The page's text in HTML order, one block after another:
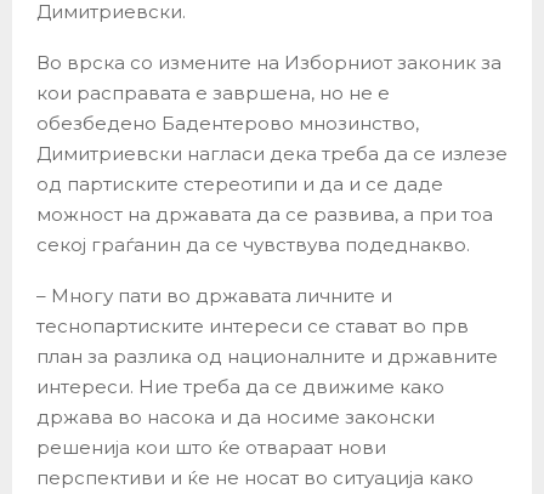
Димитриевски.
Во врска со измените на Изборниот законик за
кои расправата е завршена, но не е
обезбедено Бадентерово мнозинство,
Димитриевски нагласи дека треба да се излезе
од партиските стереотипи и да и се даде
можност на државата да се развива, а при тоа
секој граѓанин да се чувствува подеднакво.
– Многу пати во државата личните и
теснопартиските интереси се стават во прв
план за разлика од националните и државните
интереси. Ние треба да се движиме како
држава во насока и да носиме законски
решенија кои што ќе отвараат нови
перспективи и ќе не носат во ситуација како